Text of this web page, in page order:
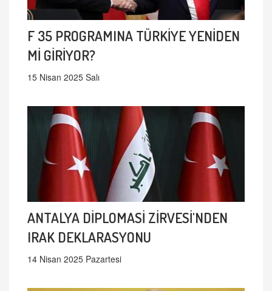
F 35 PROGRAMINA TÜRKİYE YENİDEN
Mİ GİRİYOR?
15 Nisan 2025 Salı
ANTALYA DİPLOMASİ ZİRVESİ'NDEN
IRAK DEKLARASYONU
14 Nisan 2025 Pazartesi